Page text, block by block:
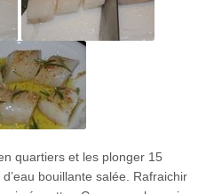
quartiers et les plonger 15
bouillante salée. Rafraichir